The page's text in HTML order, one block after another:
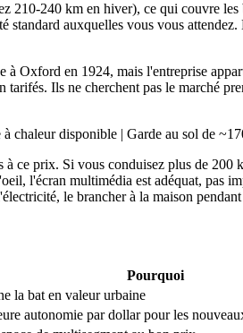
240 km en hiver), ce qui couvre les
auxquelles vous vous
Oxford en 1924, mais l'entreprise
Ils ne cherchent pas le marché
chaleur disponible | Garde au sol de
ce prix. Si vous conduisez plus de 200
l'écran multimédia est adéquat, pas
le brancher à la maison
Pourquoi
la bat en valeur urbaine
autonomie par dollar pour les